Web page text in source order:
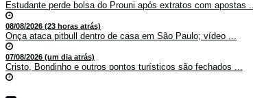
Estudante perde bolsa do Prouni após extratos com apostas ...
08/08/2026 (23 horas atrás)
Onça ataca pitbull dentro de casa em São Paulo; vídeo ...
07/08/2026 (um dia atrás)
Cristo, Bondinho e outros pontos turísticos são fechados ...